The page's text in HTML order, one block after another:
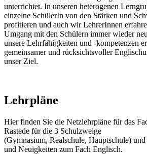
unterrichtet. In unseren heterogenen
einzelne SchülerIn von den Stärken und
profitieren und auch wir LehrerInnen
Umgang mit den Schülern immer wieder
unsere Lehrfähigkeiten und -kompetenzen
gemeinsamer und rücksichtsvoller
unser Ziel.
Lehrpläne
Hier finden Sie die Netzlehrpläne für das
Rastede für die 3 Schulzweige
(Gymnasium, Realschule, Hauptschule)
und Neuigkeiten zum Fach Englisch.